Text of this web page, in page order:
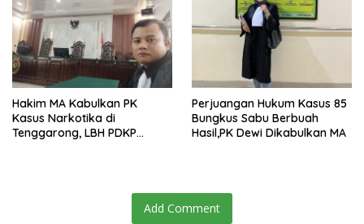
Hakim MA Kabulkan PK
Kasus Narkotika di
Tenggarong, LBH PDKP
Perjuangan Hukum Kasus 85
Bungkus Sabu Berbuah
Hasil,PK Dewi Dikabulkan MA
Add Comment